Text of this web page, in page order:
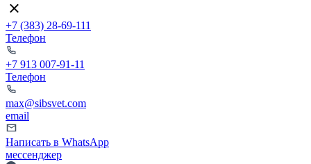
+7 (383) 28-69-111
Телефон
+7 913 007-91-11
Телефон
max@sibsvet.com
email
Написать в WhatsApp
мессенджер